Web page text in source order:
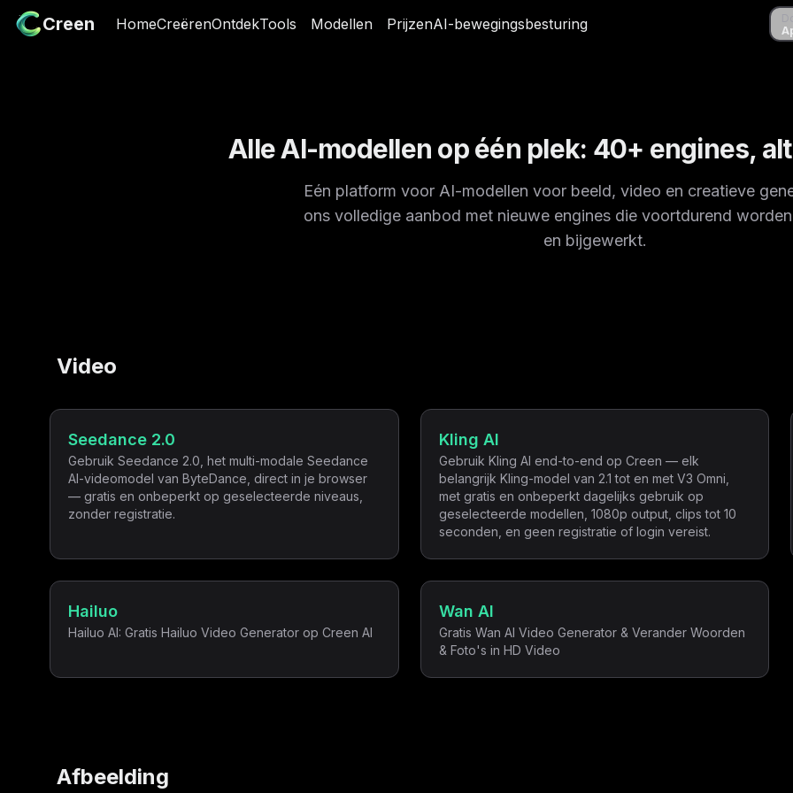
Creen HomeCreërenOntdekTools Modellen PrijzenAI-bewegingsbesturing
Creen HomeCreërenOntdekTools Modellen PrijzenAI-bewegingsbesturing
Alle AI-modellen op één plek: 40+ engines,
Eén platform voor AI-modellen voor beeld, video en creatieve
ons volledige aanbod met nieuwe engines die voortdurend
en bijgewerkt.
Video
Seedance 2.0
Gebruik Seedance 2.0, het multi-modale Seedance
AI-videomodel van ByteDance, direct in je browser
— gratis en onbeperkt op geselecteerde niveaus,
zonder registratie.
Kling AI
Gebruik Kling AI end-to-end op Creen — elk
belangrijk Kling-model van 2.1 tot en met V3 Omni,
met gratis en onbeperkt dagelijks gebruik op
geselecteerde modellen, 1080p output, clips tot 10
seconden, en geen registratie of login vereist.
Hailuo
Hailuo AI: Gratis Hailuo Video Generator op Creen AI
Wan AI
Gratis Wan AI Video Generator & Verander Woorden
& Foto's in HD Video
Afbeelding